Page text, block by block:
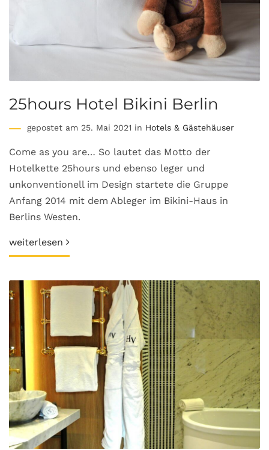
25hours Hotel Bikini Berlin
gepostet am 25. Mai 2021 in Hotels & Gästehäuser
Come as you are… So lautet das Motto der
Hotelkette 25hours und ebenso leger und
unkonventionell im Design startete die Gruppe
Anfang 2014 mit dem Ableger im Bikini-Haus in
Berlins Westen.
weiterlesen